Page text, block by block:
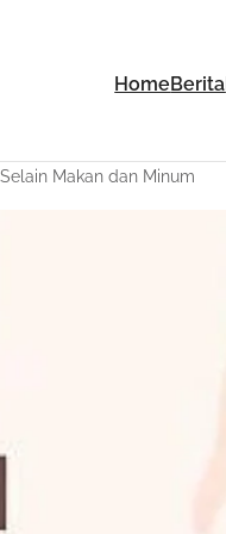
HomeBerita
Makan dan Minum